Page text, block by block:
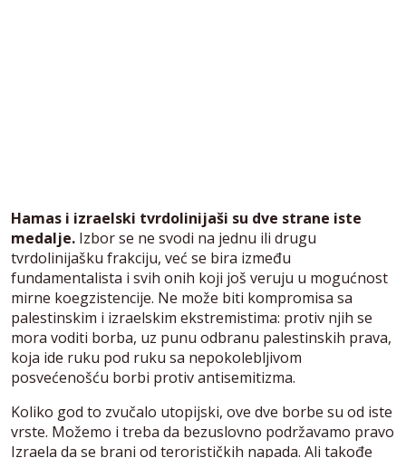
Hamas i izraelski tvrdolinijaši su dve strane iste
medalje. Izbor se ne svodi na jednu ili drugu
tvrdolinijašku frakciju, već se bira između
fundamentalista i svih onih koji još veruju u mogućnost
mirne koegzistencije. Ne može biti kompromisa sa
palestinskim i izraelskim ekstremistima: protiv njih se
mora voditi borba, uz punu odbranu palestinskih prava,
koja ide ruku pod ruku sa nepokolebljivom
posvećenošću borbi protiv antisemitizma.
Koliko god to zvučalo utopijski, ove dve borbe su od iste
vrste. Možemo i treba da bezuslovno podržavamo pravo
Izraela da se brani od terorističkih napada. Ali takođe